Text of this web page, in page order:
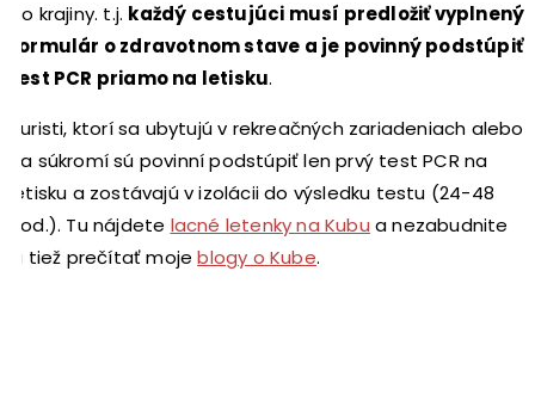
do krajiny. t.j. každý cestujúci musí predložiť vyplnený
formulár o zdravotnom stave a je povinný podstúpiť
test PCR priamo na letisku.
Turisti, ktorí sa ubytujú v rekreačných zariadeniach alebo
na súkromí sú povinní podstúpiť len prvý test PCR na
letisku a zostávajú v izolácii do výsledku testu (24-48
hod.). Tu nájdete lacné letenky na Kubu a nezabudnite
si tiež prečítať mojeblogy o Kube.